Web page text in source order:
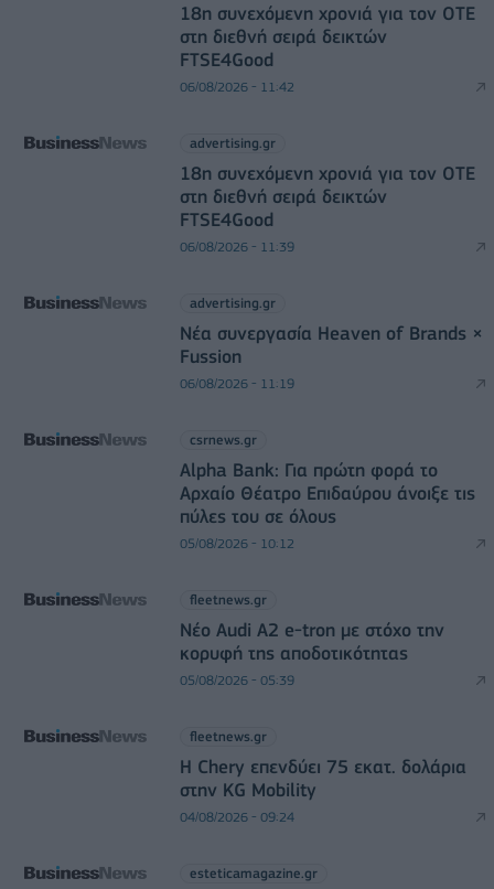
18η συνεχόμενη χρονιά για τον ΟΤΕ
στη διεθνή σειρά δεικτών
FTSE4Good
06/08/2026 - 11:42
advertising.gr
18η συνεχόμενη χρονιά για τον ΟΤΕ
στη διεθνή σειρά δεικτών
FTSE4Good
06/08/2026 - 11:39
advertising.gr
Νέα συνεργασία Heaven of Brands ×
Fussion
06/08/2026 - 11:19
csrnews.gr
Alpha Bank: Για πρώτη φορά το
Αρχαίο Θέατρο Επιδαύρου άνοιξε τις
πύλες του σε όλους
05/08/2026 - 10:12
fleetnews.gr
Νέο Audi A2 e-tron με στόχο την
κορυφή της αποδοτικότητας
05/08/2026 - 05:39
fleetnews.gr
Η Chery επενδύει 75 εκατ. δολάρια
στην KG Mobility
04/08/2026 - 09:24
esteticamagazine.gr